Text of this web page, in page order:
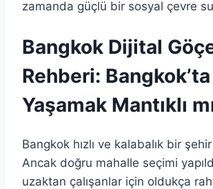
zamanda güçlü bir sosyal çevre
Bangkok Dijital
Rehberi: Bangkok’ta
Yaşamak Mantıklı
Bangkok hızlı ve kalabalık bir
Ancak doğru mahalle seçimi
uzaktan çalışanlar için oldukça